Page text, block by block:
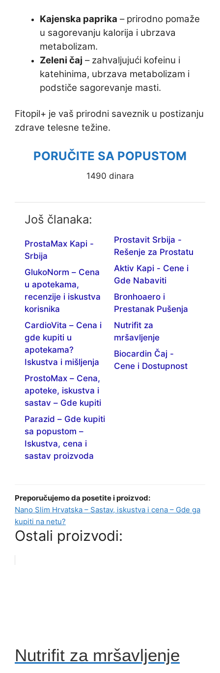
Kajenska paprika – prirodno pomaže
u sagorevanju kalorija i ubrzava
metabolizam.
Zeleni čaj – zahvaljujući kofeinu i
katehinima, ubrzava metabolizam i
podstiče sagorevanje masti.
Fitopil+ je vaš prirodni saveznik u postizanju
zdrave telesne težine.
PORUČITE SA POPUSTOM
1490 dinara
Još članaka:
ProstaMax Kapi -
Srbija
GlukoNorm – Cena
u apotekama,
recenzije i iskustva
korisnika
CardioVita – Cena i
gde kupiti u
apotekama?
Iskustva i mišljenja
ProstoMax – Cena,
apoteke, iskustva i
sastav – Gde kupiti
Parazid – Gde kupiti
sa popustom –
Iskustva, cena i
sastav proizvoda
Prostavit Srbija -
Rešenje za Prostatu
Aktiv Kapi - Cene i
Gde Nabaviti
Bronhoaero i
Prestanak Pušenja
Nutrifit za
mršavljenje
Biocardin Čaj -
Cene i Dostupnost
Preporučujemo da posetite i proizvod:
Nano Slim Hrvatska – Sastav, iskustva i cena – Gde ga
kupiti na netu?
Ostali proizvodi:
Nutrifit za mršavljenje